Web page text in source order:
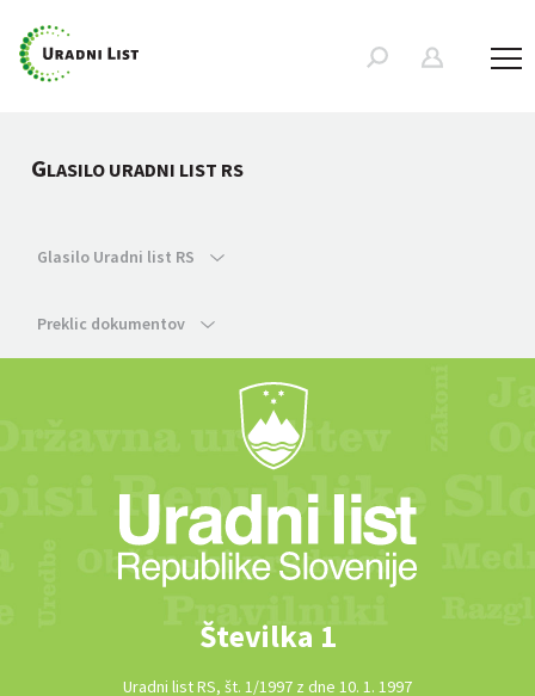
GLASILO URADNI LIST RS
Glasilo Uradni list RS
Preklic dokumentov
Številka 1
Uradni list RS, št. 1/1997 z dne 10. 1. 1997